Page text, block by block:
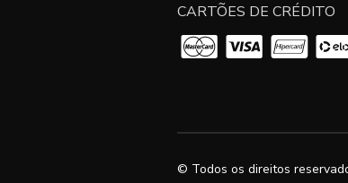
CARTÕES DE CRÉDITO
© Todos os direitos